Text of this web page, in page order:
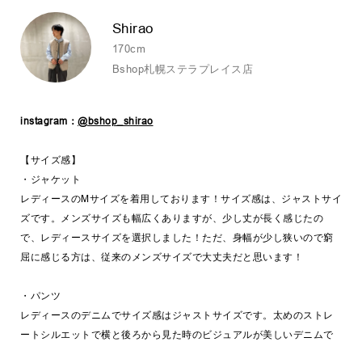
Shirao
170cm
Bshop札幌ステラプレイス店
instagram： @bshop_shirao
【サイズ感】
・ジャケット
レディースのMサイズを着用しております！サイズ感は、ジャストサイ
ズです。メンズサイズも幅広くありますが、少し丈が長く感じたの
で、レディースサイズを選択しました！ただ、身幅が少し狭いので窮
屈に感じる方は、従来のメンズサイズで大丈夫だと思います！
・パンツ
レディースのデニムでサイズ感はジャストサイズです。太めのストレ
ートシルエットで横と後ろから見た時のビジュアルが美しいデニムで